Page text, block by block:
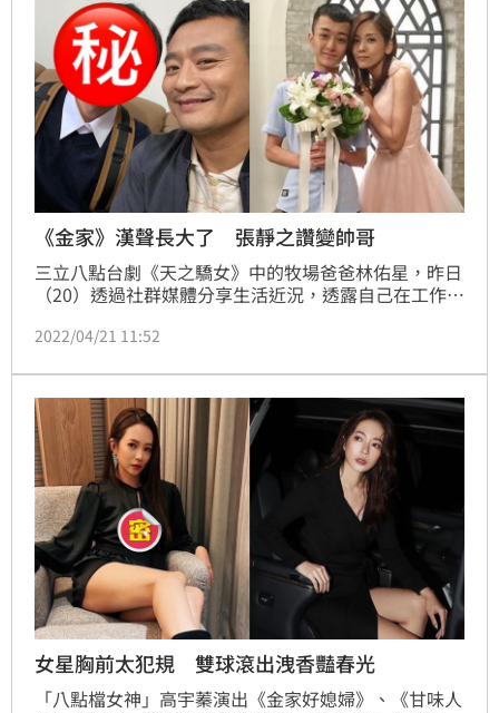
《金家》漢聲長大了 張靜之讚變帥哥
三立八點台劇《天之驕女》中的牧場爸爸林佑星，昨日
（20）透過社群媒體分享生活近況，透露自己在工作中
則是客串飾演傅予謙的爸爸，一轉眼傅予謙已經22歲，
婦》的媽媽張靜之看了以後，也特別留言誇讚「兒子變
大帥哥了」！
2022/04/21 11:52
女星胸前太犯規 雙球滾出洩香豔春光
「八點檔女神」高宇蓁演出《金家好媳婦》、《甘味人